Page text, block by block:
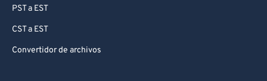
PST a EST
CST a EST
Convertidor de archivos